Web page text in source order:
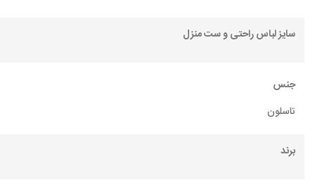
سایز لباس راحتی و ست منزل
جنس
تاسلون
برند